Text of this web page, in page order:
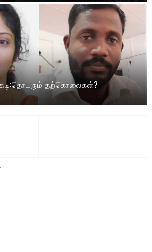
தற்கொலைகள்?